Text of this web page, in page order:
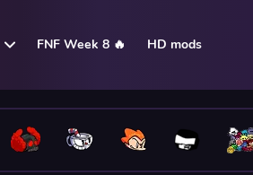
FNF Week 8 🔥 HD mods